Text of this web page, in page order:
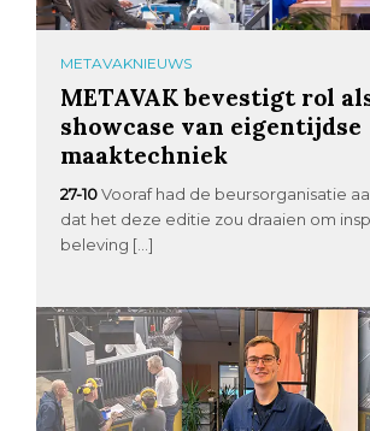
METAVAKNIEUWS
METAVAK bevestigt rol
showcase van eigentijdse
maaktechniek
27-10 Vooraf had de beursorganisatie
dat het deze editie zou draaien om
beleving […]